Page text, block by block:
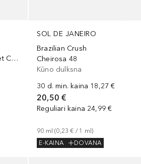
Star Gazer | Perfume Set Cheirosa Discovery
SOL DE JANEIRO
Brazilian Crush
Cheirosa 48
Kūno dulksna
30 d. min. kaina 18,27 €
20,50 €
Reguliari kaina 24,99 €
90 ml (0,23 € / 1 ml)
E-KAINA
DOVANA